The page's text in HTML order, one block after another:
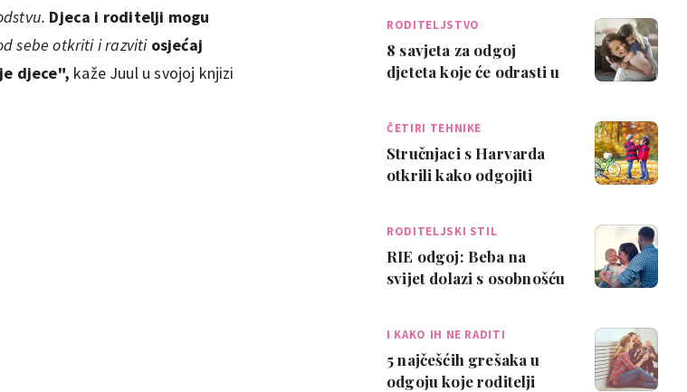
Djeca i roditelji mogu
sebe otkriti i razvitiosjećaj
djece", kaže Juul u svojoj knjizi
RODITELJSTVO
8 savjeta za odgoj
djeteta koje će odrasti u
ČETIRI TEHNIKE
Stručnjaci s Harvarda
otkrili kako odgojiti
RODITELJSKI STIL
RIE odgoj: Beba na
svijet dolazi s osobnošću
I KAKO IH NE RADITI
5 najčešćih grešaka u
odgoju koje roditelji